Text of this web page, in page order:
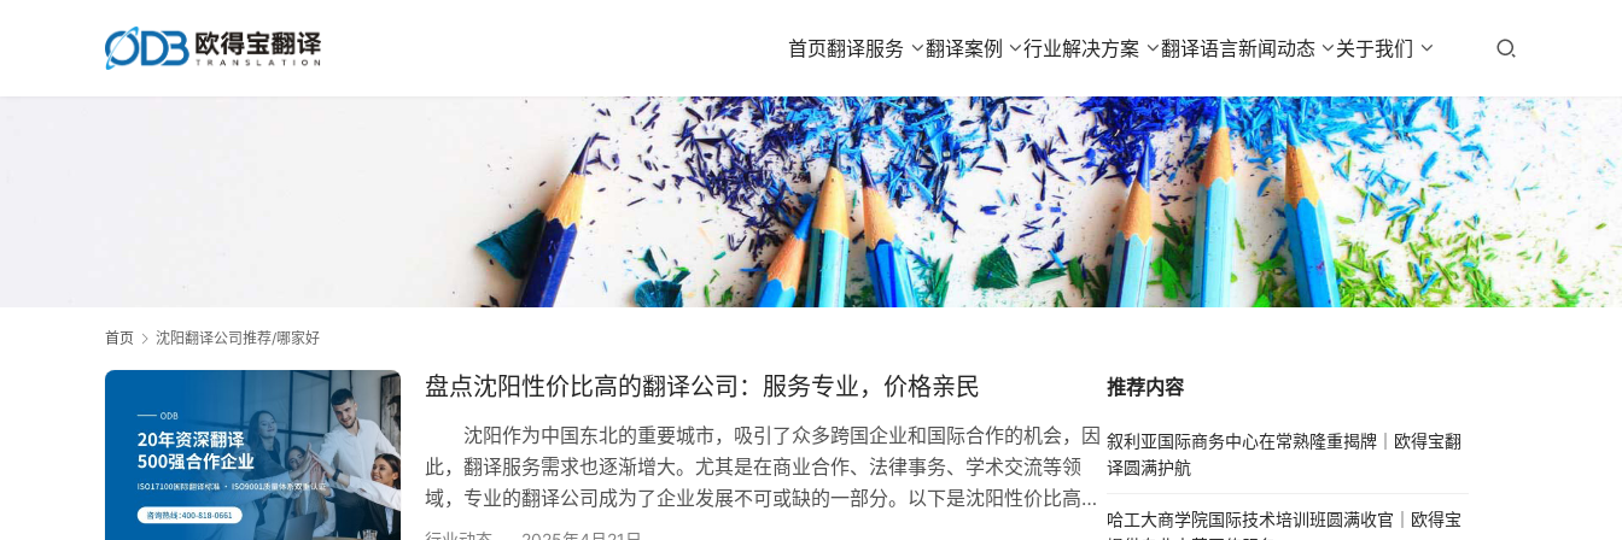
首页翻译服务 翻译案例 行业解决方案 翻译语言新闻动态 关于我们
首页 沈阳翻译公司推荐/哪家好
盘点沈阳性价比高的翻译公司：服务专业，价格亲民
沈阳作为中国东北的重要城市，吸引了众多跨国企业和国际合作的机会，因
此，翻译服务需求也逐渐增大。尤其是在商业合作、法律事务、学术交流等领
域，专业的翻译公司成为了企业发展不可或缺的一部分。以下是沈阳性价比高的
翻译公司推荐，这些公司不仅在服务质量上有保障，价格也亲民。 欧得宝翻译公
推荐内容
叙利亚国际商务中心在常熟隆重揭牌｜欧得宝翻
译圆满护航
哈工大商学院国际技术培训班圆满收官｜欧得宝